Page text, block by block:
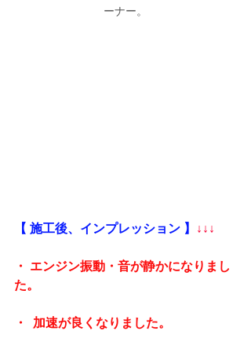
ーナー。
【 施工後、インプレッション 】 ↓↓↓
・ エンジン振動・音が静かになりまし
た。
・  加速が良くなりました。